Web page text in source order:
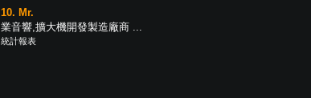
10. Mr.
業音響,擴大機開發製造廠商 ...
統計報表